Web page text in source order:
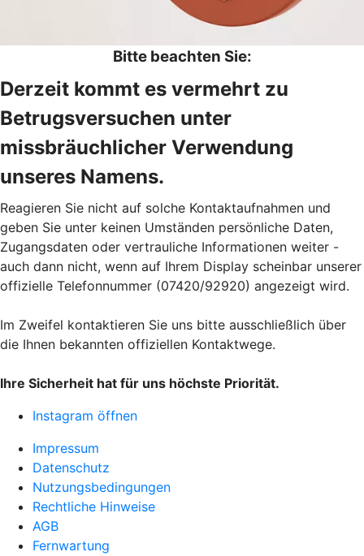
Bitte beachten Sie:
Derzeit kommt es vermehrt zu
Betrugsversuchen unter
missbräuchlicher Verwendung
unseres Namens.
Reagieren Sie nicht auf solche Kontaktaufnahmen und
geben Sie unter keinen Umständen persönliche Daten,
Zugangsdaten oder vertrauliche Informationen weiter -
auch dann nicht, wenn auf Ihrem Display scheinbar unserer
offizielle Telefonnummer (07420/92920) angezeigt wird.
Im Zweifel kontaktieren Sie uns bitte ausschließlich über
die Ihnen bekannten offiziellen Kontaktwege.
Ihre Sicherheit hat für uns höchste Priorität.
Instagram öffnen
Impressum
Datenschutz
Nutzungsbedingungen
Rechtliche Hinweise
AGB
Fernwartung